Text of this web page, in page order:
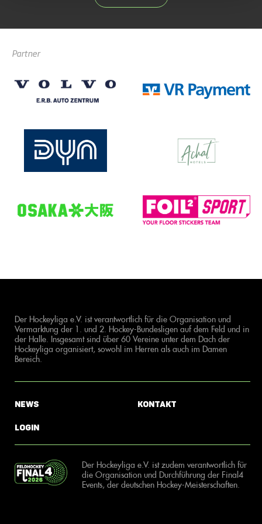
Partner
Der Hockeyliga e.V. ist verantwortlich für die Organisation und
Vermarktung der 1. und 2. Hockey-Bundesligen auf dem Feld und in
der Halle. Insgesamt sind über 60 Vereine unter dem Dach der
Hockeyliga organisiert, sowohl im Herren als auch im Damen
Bereich.
News
Login
Kontakt
Der Hockeyliga e.V. ist zudem verantwortlich für
die Organisation und Durchführung der Final4
Events, der deutschen Hockey-Meisterschaften.